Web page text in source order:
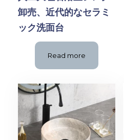
卸売、近代的なセラミ
ック洗面台
Read more